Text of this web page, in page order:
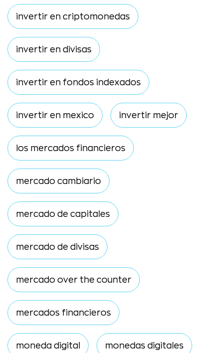
invertir en criptomonedas
invertir en divisas
invertir en fondos indexados
invertir en mexico invertir mejor
los mercados financieros
mercado cambiario
mercado de capitales
mercado de divisas
mercado over the counter
mercados financieros
moneda digital monedas digitales